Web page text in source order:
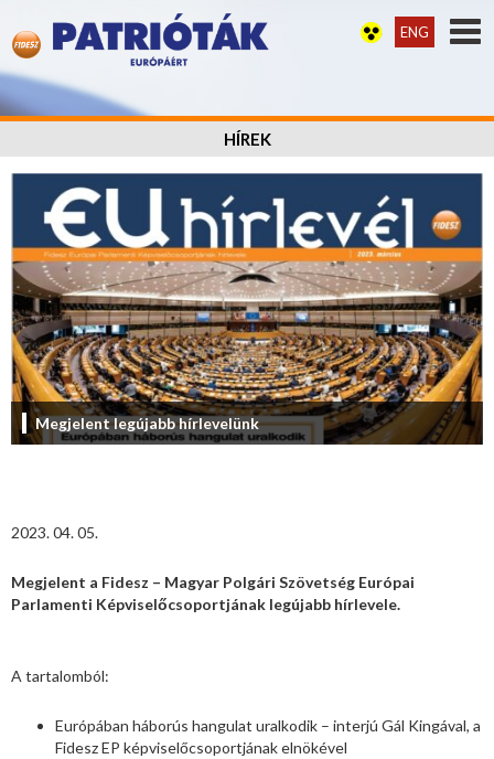
ENG
HÍREK
Megjelent legújabb hírlevelünk
2023. 04. 05.
Megjelent a Fidesz – Magyar Polgári Szövetség Európai
Parlamenti Képviselőcsoportjának legújabb hírlevele.
A tartalomból:
Európában háborús hangulat uralkodik – interjú Gál Kingával, a
Fidesz EP képviselőcsoportjának elnökével